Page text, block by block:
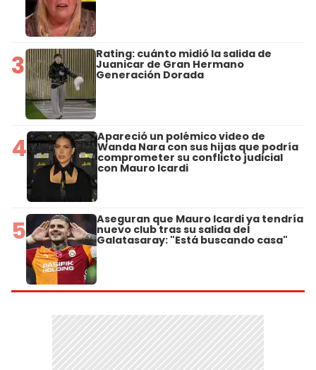
3 Rating: cuánto midió la salida de
Juanicar de Gran Hermano
Generación Dorada
4 Apareció un polémico video de
Wanda Nara con sus hijas que podría
comprometer su conflicto judicial
con Mauro Icardi
5 Aseguran que Mauro Icardi ya tendría
nuevo club tras su salida del
Galatasaray: "Está buscando casa"